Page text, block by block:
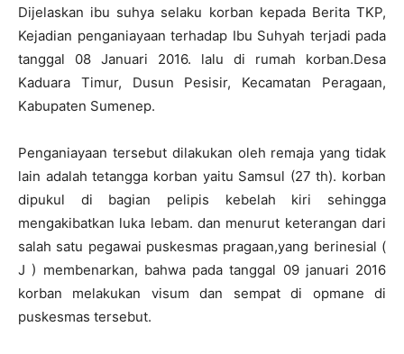
Dijelaskan ibu suhya selaku korban kepada Berita TKP,
Kejadian penganiayaan terhadap Ibu Suhyah terjadi pada
tanggal 08 Januari 2016. lalu di rumah korban.Desa
Kaduara Timur, Dusun Pesisir, Kecamatan Peragaan,
Kabupaten Sumenep.
Penganiayaan tersebut dilakukan oleh remaja yang tidak
lain adalah tetangga korban yaitu Samsul (27 th). korban
dipukul di bagian pelipis kebelah kiri sehingga
mengakibatkan luka lebam. dan menurut keterangan dari
salah satu pegawai puskesmas pragaan,yang berinesial (
J ) membenarkan, bahwa pada tanggal 09 januari 2016
korban melakukan visum dan sempat di opmane di
puskesmas tersebut.